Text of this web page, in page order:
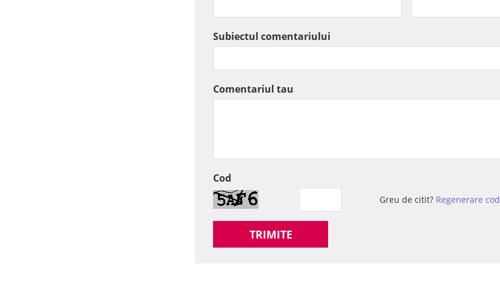
Subiectul comentariului
Comentariul tau
Cod
Greu de citit? Regenerare cod
TRIMITE